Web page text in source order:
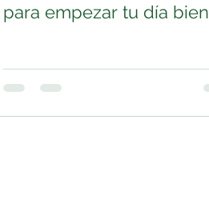
para empezar tu día bien